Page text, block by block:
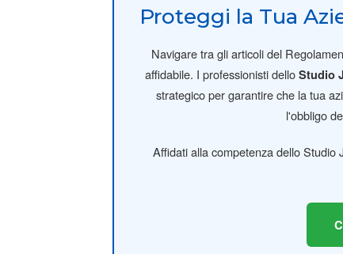
Proteggi la Tua
Navigare tra gli articoli del
affidabile. I professionisti dello Studio
strategico per garantire che la tua
l'obbligo
Affidati alla competenza dello Studio